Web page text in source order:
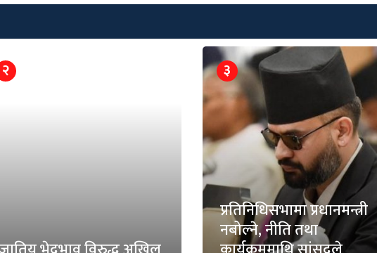
२ ३
प्रतिनिधिसभामा प्रधानमन्त्री
नबोल्ने, नीति तथा